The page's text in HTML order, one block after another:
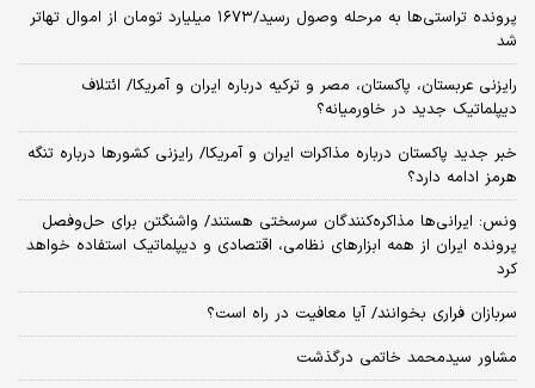
پرونده تراستی‌ها به مرحله وصول رسید/۱۶۷۳ میلیارد تومان از اموال تهاتر
شد
رایزنی عربستان، پاکستان، مصر و ترکیه درباره ایران و آمریکا/ ائتلاف
دیپلماتیک جدید در خاورمیانه؟
خبر جدید پاکستان درباره مذاکرات ایران و آمریکا/ رایزنی کشورها درباره تنگه
هرمز ادامه دارد؟
ونس: ایرانی‌ها مذاکره‌کنندگان سرسختی هستند/ واشنگتن برای حل‌وفصل
پرونده ایران از همه ابزارهای نظامی، اقتصادی و دیپلماتیک استفاده خواهد
کرد
سربازان فراری بخوانند/ آیا معافیت در راه است؟
مشاور سیدمحمد خاتمی درگذشت